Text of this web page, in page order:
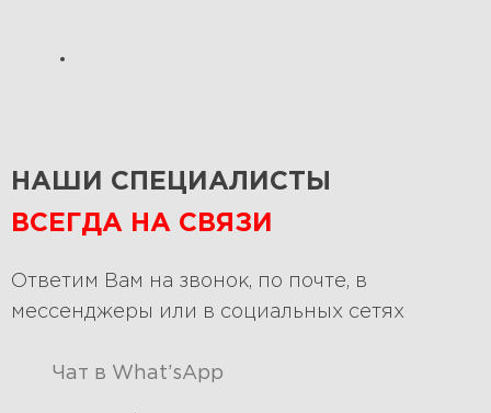
НАШИ СПЕЦИАЛИСТЫ
ВСЕГДА НА СВЯЗИ
Ответим Вам на звонок, по почте, в
мессенджеры или в социальных сетях
Чат в What’sApp